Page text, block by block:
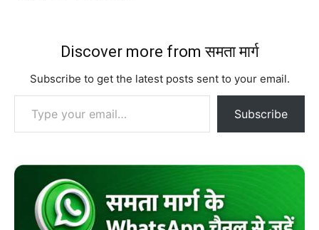
Discover more from समता मार्ग
Subscribe to get the latest posts sent to your email.
Type your email…
Subscribe